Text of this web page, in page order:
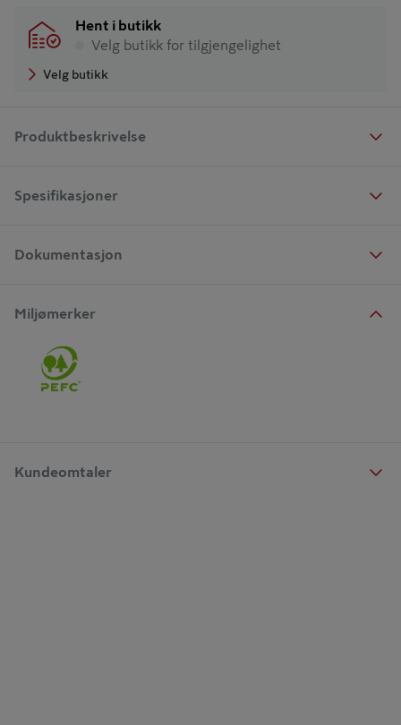
Hent i butikk
Velg butikk for tilgjengelighet
Velg butikk
Produktbeskrivelse
Spesifikasjoner
Dokumentasjon
Miljømerker
Kundeomtaler